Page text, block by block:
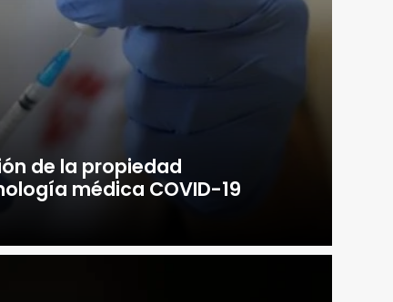
de la propiedad
médica COVID-19